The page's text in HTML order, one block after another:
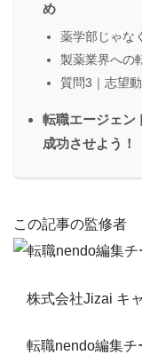
め
薬学部じゃな
製薬業界への
質問3｜志望
転職エージェン
成功させよう！
この記事の監修者
株式会社Jizai キ
転職nendo編集チ